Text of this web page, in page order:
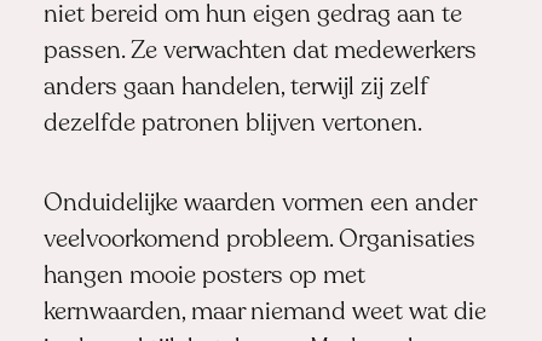
niet bereid om hun eigen gedrag aan te
passen. Ze verwachten dat medewerkers
anders gaan handelen, terwijl zij zelf
dezelfde patronen blijven vertonen.
Onduidelijke waarden vormen een ander
veelvoorkomend probleem. Organisaties
hangen mooie posters op met
kernwaarden, maar niemand weet wat die